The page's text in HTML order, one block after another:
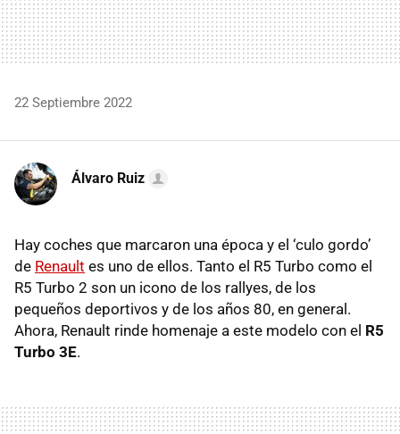
22 Septiembre 2022
Álvaro Ruiz
Hay coches que marcaron una época y el ‘culo gordo’
de Renault es uno de ellos. Tanto el R5 Turbo como el
R5 Turbo 2 son un icono de los rallyes, de los
pequeños deportivos y de los años 80, en general.
Ahora, Renault rinde homenaje a este modelo con el R5
Turbo 3E.